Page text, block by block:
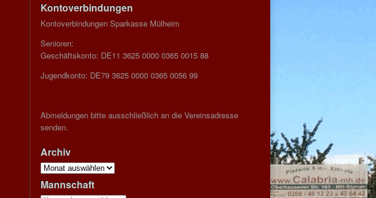
Kontoverbindungen
Kontoverbindungen Sparkasse Mülheim
Senioren:
Geschäftskonto: DE11 3625 0000 0365 0015 88
Jugendkonto: DE79 3625 0000 0365 0056 99
Abmeldungen bitte ausschließlich an die Vereinsadresse
senden.
Archiv
Archiv
Mannschaft